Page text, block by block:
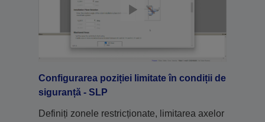
Configurarea poziției limitate în condiții de
siguranță - SLP
Definiți zonele restricționate, limitarea axelor